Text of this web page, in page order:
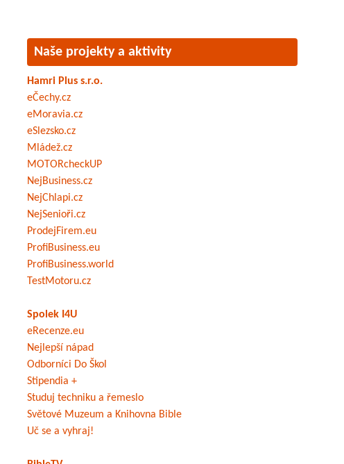
Naše projekty a aktivity
Hamri Plus s.r.o.
eČechy.cz
eMoravia.cz
eSlezsko.cz
Mládež.cz
MOTORcheckUP
NejBusiness.cz
NejChlapi.cz
NejSenioři.cz
ProdejFirem.eu
ProfiBusiness.eu
ProfiBusiness.world
TestMotoru.cz
Spolek I4U
eRecenze.eu
Nejlepší nápad
Odborníci Do Škol
Stipendia +
Studuj techniku a řemeslo
Světové Muzeum a Knihovna Bible
Uč se a vyhraj!